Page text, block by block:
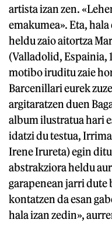
artista izan zen.
emakumea». Eta,
heldu zaio aitortza
(Valladolid, Espainia,
motibo iruditu zaie
Barcenillari eurek
argitaratzen duen
album ilustratua hari
idatzi du testua,
Irene Irureta) egin
abstrakziora heldu
garapenean jarri dute
kontatzen da esan
hala izan zedin»,